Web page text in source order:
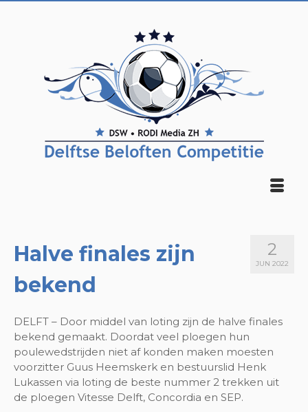
2
JUN 2022
Halve finales zijn
bekend
DELFT – Door middel van loting zijn de halve finales
bekend gemaakt. Doordat veel ploegen hun
poulewedstrijden niet af konden maken moesten
voorzitter Guus Heemskerk en bestuurslid Henk
Lukassen via loting de beste nummer 2 trekken uit
de ploegen Vitesse Delft, Concordia en SEP.